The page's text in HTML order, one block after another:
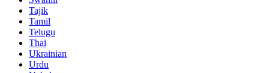
Tajik
Tamil
Telugu
Thai
Ukrainian
Urdu